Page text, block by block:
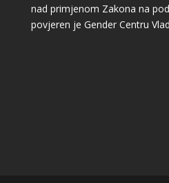
nad primjenom Zakona na
povjeren je Gender Centru